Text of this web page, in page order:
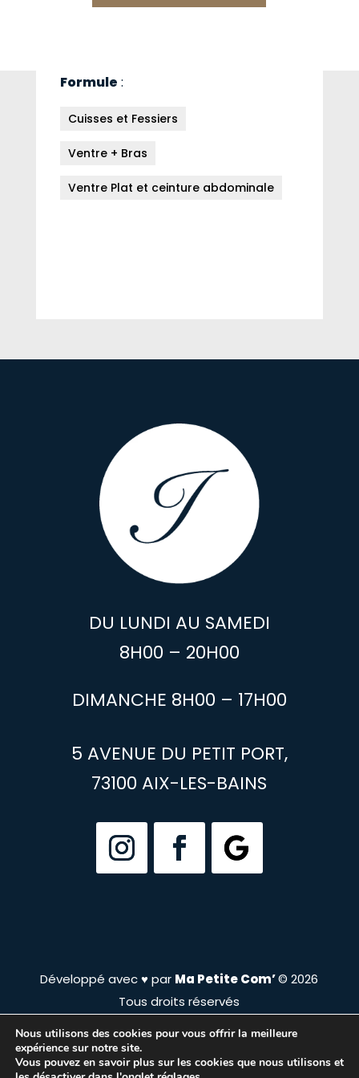
Formule :
Cuisses et Fessiers
Ventre + Bras
Ventre Plat et ceinture abdominale
5 AVENUE DU PETIT PORT,
73100 AIX-LES-BAINS
DU LUNDI AU SAMEDI
8H00 – 20H00
DIMANCHE 8H00 – 17H00
Développé avec ♥ par Ma Petite Com’© 2026
Tous droits réservés
Mentions légales & RGPD
Nous utilisons des cookies pour vous offrir la meilleure
expérience sur notre site.
Vous pouvez en savoir plus sur les cookies que nous utilisons et